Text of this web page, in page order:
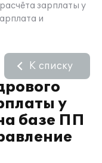
зарплаты у
и
у
базе ПП
К списку